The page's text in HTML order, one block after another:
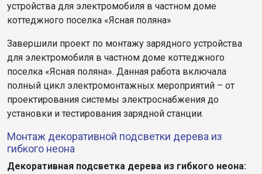
устройства для электромобиля в частном доме
коттеджного поселка «Ясная поляна»
Завершили проект по монтажу зарядного устройства
для электромобиля в частном доме коттеджного
поселка «Ясная поляна». Данная работа включала
полный цикл электромонтажных мероприятий – от
проектирования системы электроснабжения до
установки и тестирования зарядной станции.
Монтаж декоративной подсветки дерева из
гибкого неона
Декоративная подсветка дерева из гибкого неона: